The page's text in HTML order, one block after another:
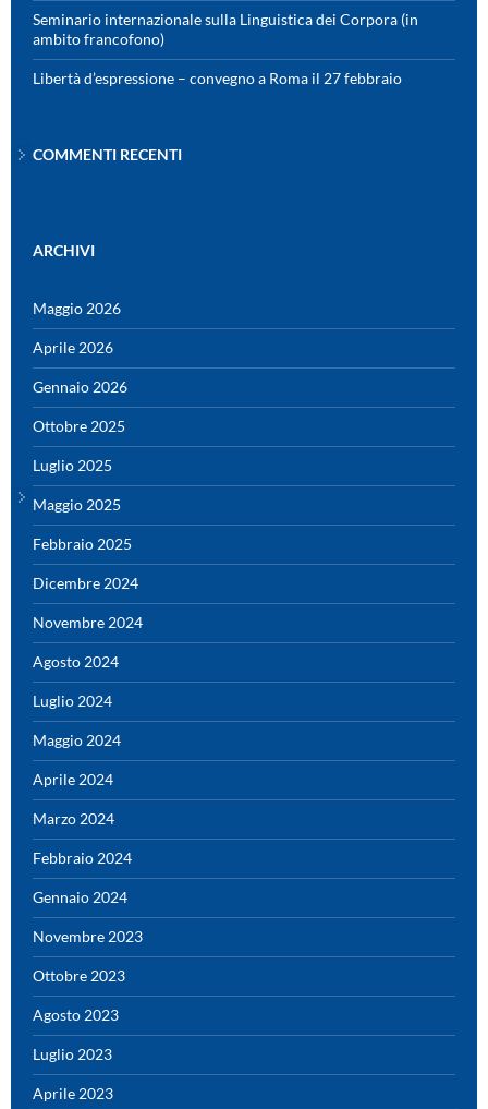
Seminario internazionale sulla Linguistica dei Corpora (in
ambito francofono)
Libertà d’espressione – convegno a Roma il 27 febbraio
COMMENTI RECENTI
ARCHIVI
Maggio 2026
Aprile 2026
Gennaio 2026
Ottobre 2025
Luglio 2025
Maggio 2025
Febbraio 2025
Dicembre 2024
Novembre 2024
Agosto 2024
Luglio 2024
Maggio 2024
Aprile 2024
Marzo 2024
Febbraio 2024
Gennaio 2024
Novembre 2023
Ottobre 2023
Agosto 2023
Luglio 2023
Aprile 2023